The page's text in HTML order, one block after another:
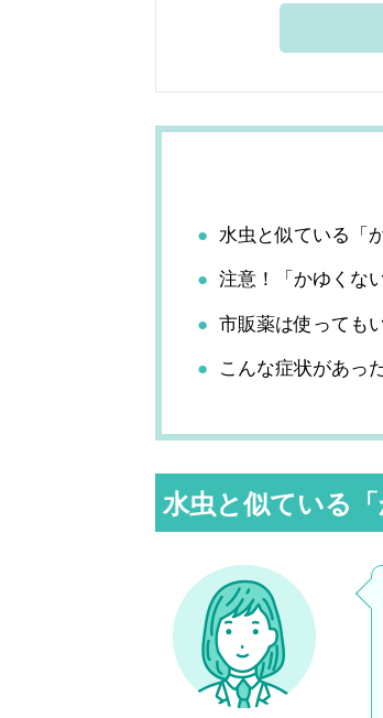
水虫と似ている「
注意！「かゆくな
市販薬は使っても
こんな症状があっ
水虫と似ている「